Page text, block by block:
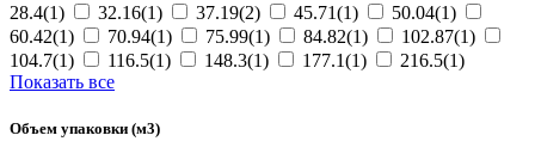
28.4(1)
32.16(1) 37.19(2) 45.71(1)
50.04(1)
60.42(1)
70.94(1) 75.99(1) 84.82(1)
102.87(1)
104.7(1)
116.5(1) 148.3(1) 177.1(1)
216.5(1)
Показать все
Объем упаковки (м3)